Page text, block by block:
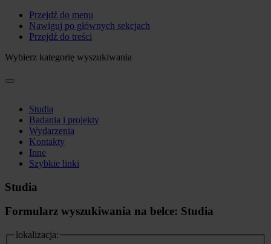
Przejdź do menu
Nawiguj po głównych sekcjach
Przejdź do treści
Wybierz kategorię wyszukiwania
Studia
Badania i projekty
Wydarzenia
Kontakty
Inne
Szybkie linki
Studia
Formularz wyszukiwania na belce: Studia
lokalizacja: